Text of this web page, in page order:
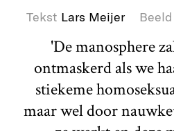
Tekst Lars Meijer Beeld
'De manosphere
ontmaskerd als we
stiekeme
maar wel door